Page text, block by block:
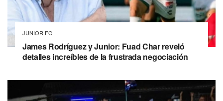
JUNIOR FC
James Rodríguez y Junior: Fuad Char reveló
detalles increíbles de la frustrada negociación